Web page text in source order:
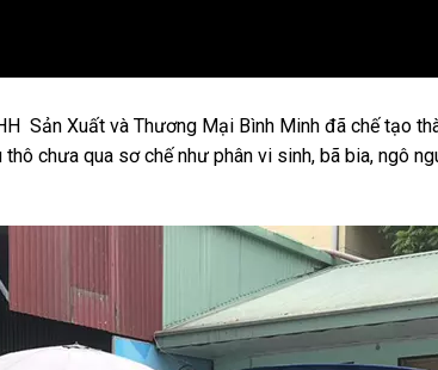
Sản Xuất và Thương Mại Bình Minh đã chế tạo
chưa qua sơ chế như phân vi sinh, bã bia, ngô